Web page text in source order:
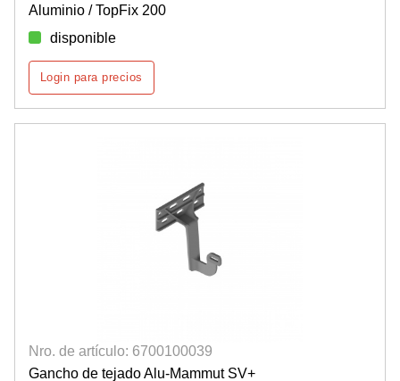
Aluminio / TopFix 200
disponible
Login para precios
Nro. de artículo: 6700100039
Gancho de tejado Alu-Mammut SV+